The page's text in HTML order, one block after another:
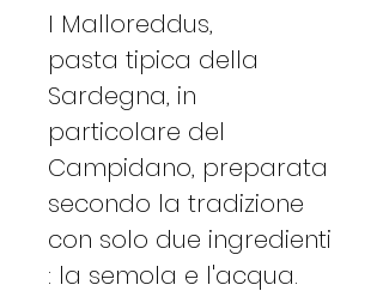
I Malloreddus,
pasta tipica della
Sardegna, in
particolare del
Campidano, preparata
secondo la tradizione
con solo due ingredienti
: la semola e l'acqua.